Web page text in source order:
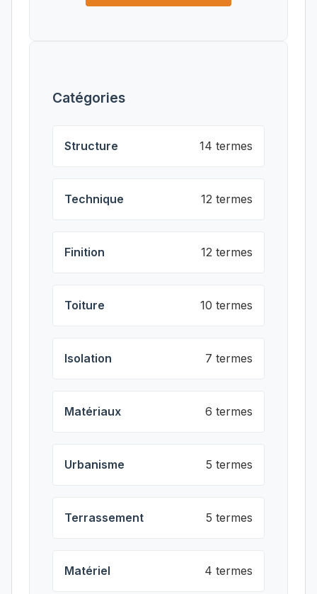
Catégories
Structure 14 termes
Technique 12 termes
Finition 12 termes
Toiture 10 termes
Isolation 7 termes
Matériaux 6 termes
Urbanisme 5 termes
Terrassement 5 termes
Matériel 4 termes